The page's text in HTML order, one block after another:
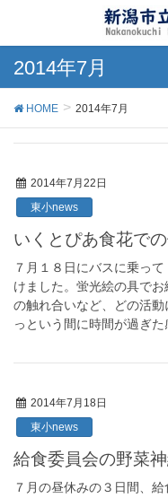
2014年7月
HOME 2014年7月
2014年7月22日
東小news
いくとぴあ食花で
７月１８日にバスに乗っ
けました。蛍光絵の具で
の触れ合いなど、どの活
っという間に時間が過ぎ
2014年7月18日
東小news
給食委員会の野菜
７月の昼休みの３日間、